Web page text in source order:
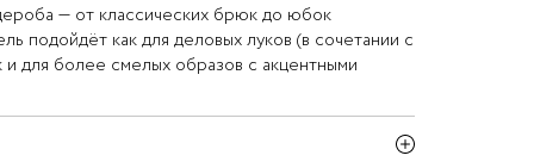
— от классических брюк до юбок
подойдёт как для деловых луков (в сочетании с
для более смелых образов с акцентными